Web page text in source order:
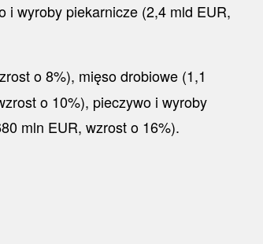
i wyroby piekarnicze (2,4 mld EUR,
o 8%), mięso drobiowe (1,1
o 10%), pieczywo i wyroby
mln EUR, wzrost o 16%).